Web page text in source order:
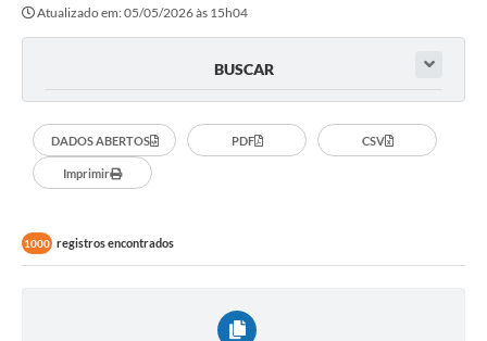
Atualizado em: 05/05/2026 às 15h04
BUSCAR
DADOS ABERTOS PDF CSV
Imprimir
1000 registros encontrados